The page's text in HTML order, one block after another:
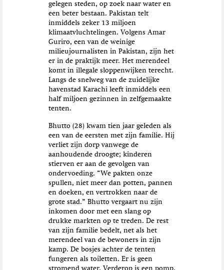
gelegen steden, op zoek naar water en
een beter bestaan. Pakistan telt
inmiddels zeker 13 miljoen
klimaatvluchtelingen. Volgens Amar
Guriro, een van de weinige
milieujournalisten in Pakistan, zijn het
er in de praktijk meer. Het merendeel
komt in illegale sloppenwijken terecht.
Langs de snelweg van de zuidelijke
havenstad Karachi leeft inmiddels een
half miljoen gezinnen in zelfgemaakte
tenten.
Bhutto (28) kwam tien jaar geleden als
een van de eersten met zijn familie. Hij
verliet zijn dorp vanwege de
aanhoudende droogte; kinderen
stierven er aan de gevolgen van
ondervoeding. “We pakten onze
spullen, niet meer dan potten, pannen
en doeken, en vertrokken naar de
grote stad.” Bhutto vergaart nu zijn
inkomen door met een slang op
drukke markten op te treden. De rest
van zijn familie bedelt, net als het
merendeel van de bewoners in zijn
kamp. De bosjes achter de tenten
fungeren als toiletten. Er is geen